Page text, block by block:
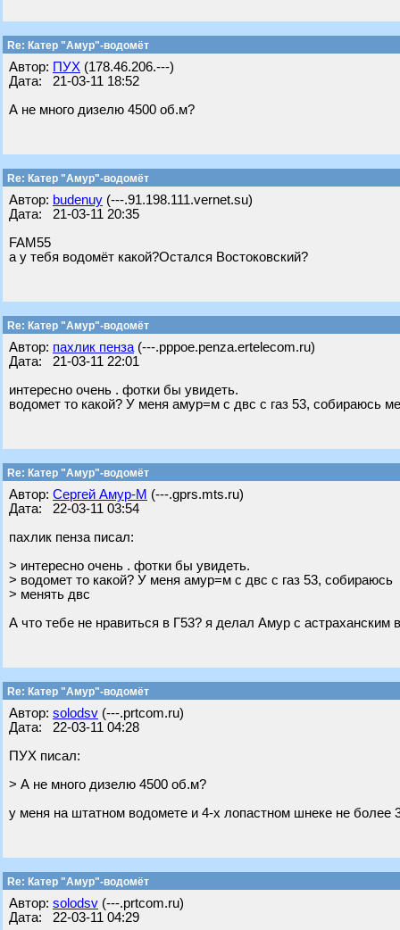
Re: Катер "Амур"-водомёт
Автор: ПУХ (178.46.206.---)
Дата: 21-03-11 18:52
А не много дизелю 4500 об.м?
Re: Катер "Амур"-водомёт
Автор: budenuy (---.91.198.111.vernet.su)
Дата: 21-03-11 20:35
FAM55
а у тебя водомёт какой?Остался Востоковский?
Re: Катер "Амур"-водомёт
Автор: пахлик пенза (---.pppoe.penza.ertelecom.ru)
Дата: 21-03-11 22:01
интересно очень . фотки бы увидеть.
водомет то какой? У меня амур=м с двс с газ 53, собираюсь
Re: Катер "Амур"-водомёт
Автор: Сергей Амур-М (---.gprs.mts.ru)
Дата: 22-03-11 03:54
пахлик пенза писал:
> интересно очень . фотки бы увидеть.
> водомет то какой? У меня амур=м с двс с газ 53, собираюсь
> менять двс
А что тебе не нравиться в Г53? я делал Амур с
Re: Катер "Амур"-водомёт
Автор: solodsv (---.prtcom.ru)
Дата: 22-03-11 04:28
ПУХ писал:
> А не много дизелю 4500 об.м?
у меня на штатном водомете и 4-х лопастном шнеке не более
Re: Катер "Амур"-водомёт
Автор: solodsv (---.prtcom.ru)
Дата: 22-03-11 04:29